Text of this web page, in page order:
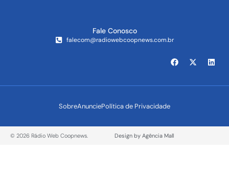
Fale Conosco
falecom@radiowebcoopnews.com.br
SobreAnunciePolítica de Privacidade
© 2026 Rádio Web Coopnews. Design by Agência Mall